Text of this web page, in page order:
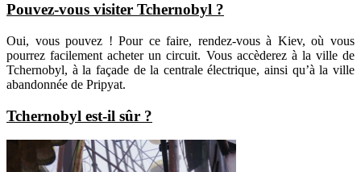
Pouvez-vous visiter Tchernobyl ?
Oui, vous pouvez ! Pour ce faire, rendez-vous à Kiev, où vous
pourrez facilement acheter un circuit. Vous accèderez à la ville de
Tchernobyl, à la façade de la centrale électrique, ainsi qu’à la ville
abandonnée de Pripyat.
Tchernobyl est-il sûr ?